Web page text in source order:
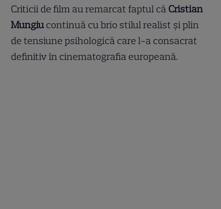
Criticii de film au remarcat faptul că Cristian
Mungiu continuă cu brio stilul realist și plin
de tensiune psihologică care l-a consacrat
definitiv în cinematografia europeană.